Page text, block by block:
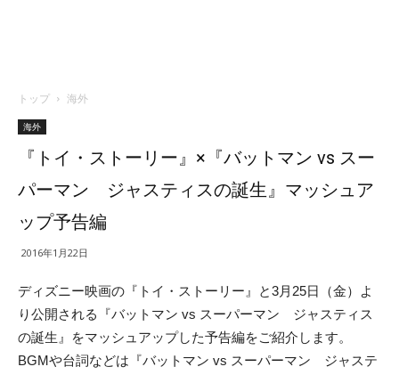
トップ 海外
海外
『トイ・ストーリー』×『バットマン vs スー
パーマン ジャスティスの誕生』マッシュア
ップ予告編
2016年1月22日
ディズニー映画の『トイ・ストーリー』と3月25日（金）よ
り公開される『バットマン vs スーパーマン ジャスティス
の誕生』をマッシュアップした予告編をご紹介します。
BGMや台詞などは『バットマン vs スーパーマン ジャステ